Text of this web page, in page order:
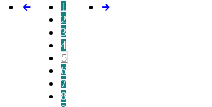
1
2
3
4
5
6
7
8